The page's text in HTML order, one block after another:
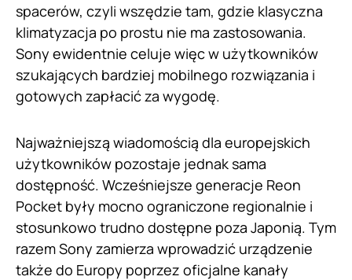
spacerów, czyli wszędzie tam, gdzie klasyczna
klimatyzacja po prostu nie ma zastosowania.
Sony ewidentnie celuje więc w użytkowników
szukających bardziej mobilnego rozwiązania i
gotowych zapłacić za wygodę.
Najważniejszą wiadomością dla europejskich
użytkowników pozostaje jednak sama
dostępność. Wcześniejsze generacje Reon
Pocket były mocno ograniczone regionalnie i
stosunkowo trudno dostępne poza Japonią. Tym
razem Sony zamierza wprowadzić urządzenie
także do Europy poprzez oficjalne kanały